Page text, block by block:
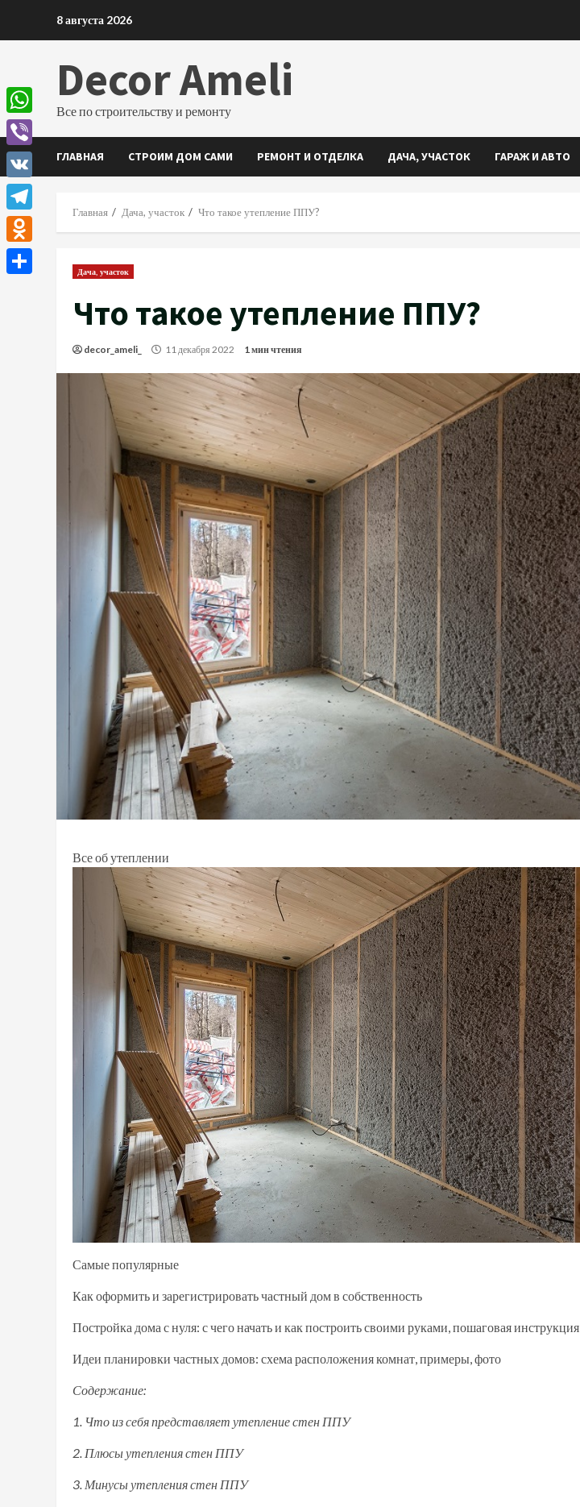
8 августа 2026
Decor Ameli
Все по строительству и ремонту
ГЛАВНАЯ СТРОИМ ДОМ САМИ РЕМОНТ И ОТДЕЛКА ДАЧА, УЧАСТОК ГАРАЖ И АВТО
Главная Дача, участок Что такое утепление ППУ?
Дача, участок
Что такое утепление ППУ?
decor_ameli_ 11 декабря 2022 1 мин чтения
Все об утеплении
Самые популярные
Как оформить и зарегистрировать частный дом в собственность
Постройка дома с нуля: с чего начать и как построить своими руками, пошаговая инструкция
Идеи планировки частных домов: схема расположения комнат, примеры, фото
Содержание:
1. Что из себя представляет утепление стен ППУ
2. Плюсы утепления стен ППУ
3. Минусы утепления стен ППУ
WhatsApp
Viber
VK
Telegram
Odnoklassniki